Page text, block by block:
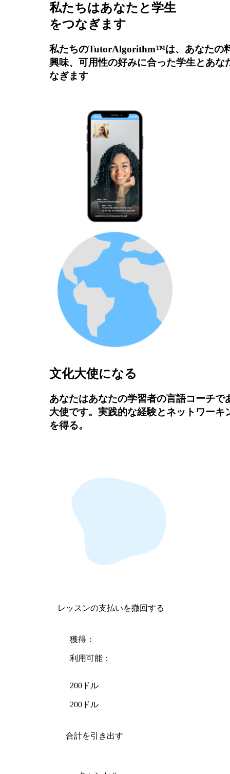
私たちはあなたと学生
をつなぎます
私たちのTutorAlgorithm™は、あなたの
興味、可用性の好みに合った学生とあな
なぎます
文化大使になる
あなたはあなたの学習者の言語コーチで
大使です。実践的な経験とネットワーキ
を得る。
レッスンの支払いを撤回する
獲得：
利用可能：
200ドル
200ドル
合計を引き出す